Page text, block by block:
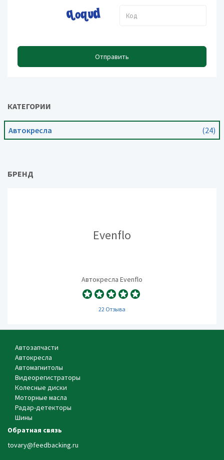
Отправить
КАТЕГОРИИ
Автокресла (24)
БРЕНД
Evenflo
Автокресла Evenflo
22 Отзыва
Автозапчасти
Автокресла
Автомагнитолы
Видеорегистраторы
Колесные диски
Моторные масла
Радар-детекторы
Шины
Обратная связь
tovary@feedbacking.ru